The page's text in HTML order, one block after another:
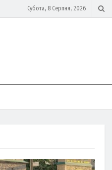
Субота, 8 Серпня, 2026